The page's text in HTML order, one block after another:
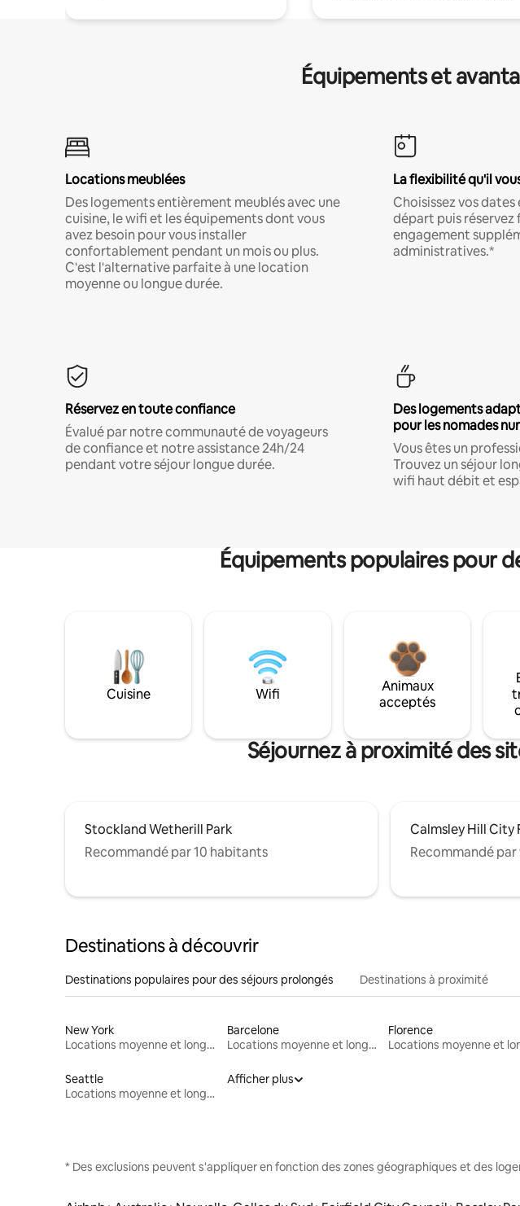
Équipements et
Locations meublées
Des logements entièrement meublés avec une
cuisine, le wifi et les équipements dont vous
avez besoin pour vous installer
confortablement pendant un mois ou plus.
C'est l'alternative parfaite à une location
moyenne ou longue durée.
La flexibilité qu'il
Choisissez vos
départ puis réservez
engagement
administratives.*
Réservez en toute confiance
Évalué par notre communauté de voyageurs
de confiance et notre assistance 24h/24
pendant votre séjour longue durée.
Des logements
pour les nomades
Vous êtes un
Trouvez un séjour
wifi haut débit et
Équipements populaires pour
Cuisine Wifi
Animaux
acceptés
Séjournez à proximité des
Stockland Wetherill Park
Recommandé par 10 habitants
Calmsley Hill City
Recommandé
Destinations à découvrir
Destinations populaires pour des séjours prolongés Destinations à proximité
New York
Locations moyenne et longue durée
Barcelone
Locations moyenne et longue durée
Florence
Seattle
Locations moyenne et longue durée
Afficher plus
* Des exclusions peuvent s'appliquer en fonction des zones géographiques et des